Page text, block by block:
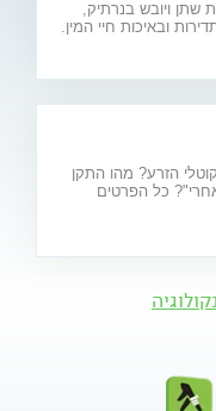
שתן ויובש בנרתיק,
ובאיכות חיי המין.
הזרע? מהו התקן
כל הפרטים